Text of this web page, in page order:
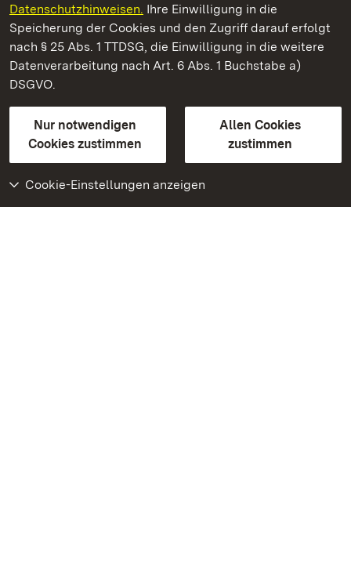
Datenschutzhinweisen. Ihre Einwilligung in die
Speicherung der Cookies und den Zugriff darauf erfolgt
nach § 25 Abs. 1 TTDSG, die Einwilligung in die weitere
Datenverarbeitung nach Art. 6 Abs. 1 Buchstabe a)
DSGVO.
Nur notwendigen
Cookies zustimmen
Allen Cookies
zustimmen
Cookie-Einstellungen anzeigen
Kloster und Schloss Salem
Staatliche Schlösser und Gärten Baden-Württemberg
Kontakt
GebärdenspracheLeichte Sprache
Erklärung zur Barrierefreiheit
BITV-konform (geprüfte Seiten)
Weiteres